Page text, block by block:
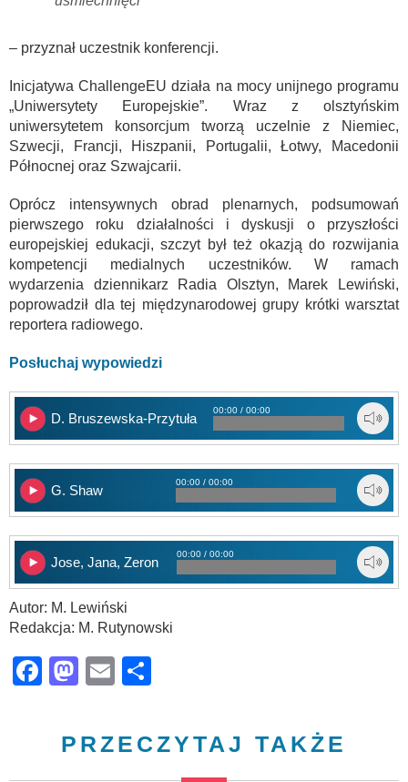
– przyznał uczestnik konferencji.
Inicjatywa ChallengeEU działa na mocy unijnego programu
„Uniwersytety Europejskie”. Wraz z olsztyńskim
uniwersytetem konsorcjum tworzą uczelnie z Niemiec,
Szwecji, Francji, Hiszpanii, Portugalii, Łotwy, Macedonii
Północnej oraz Szwajcarii.
Oprócz intensywnych obrad plenarnych, podsumowań
pierwszego roku działalności i dyskusji o przyszłości
europejskiej edukacji, szczyt był też okazją do rozwijania
kompetencji medialnych uczestników. W ramach
wydarzenia dziennikarz Radia Olsztyn, Marek Lewiński,
poprowadził dla tej międzynarodowej grupy krótki warsztat
reportera radiowego.
Posłuchaj wypowiedzi
D. Bruszewska-Przytuła
00:00 / 00:00
G. Shaw
00:00 / 00:00
Jose, Jana, Zeron
00:00 / 00:00
Autor: M. Lewiński
Redakcja: M. Rutynowski
Facebook
Mastodon
Email
PRZECZYTAJ TAKŻE